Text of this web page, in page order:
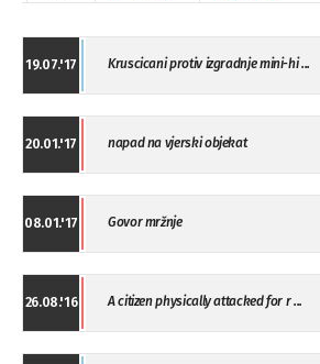
19.07.'17 Kruscicani protiv izgradnje mini-hi ...
20.01.'17 napad na vjerski objekat
08.01.'17 Govor mržnje
26.08.'16 A citizen physically attacked for r ...